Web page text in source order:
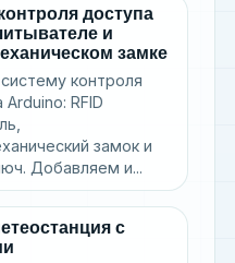
доступа
и
замке
контроля
RFID
замок и
Добавляем и...
с